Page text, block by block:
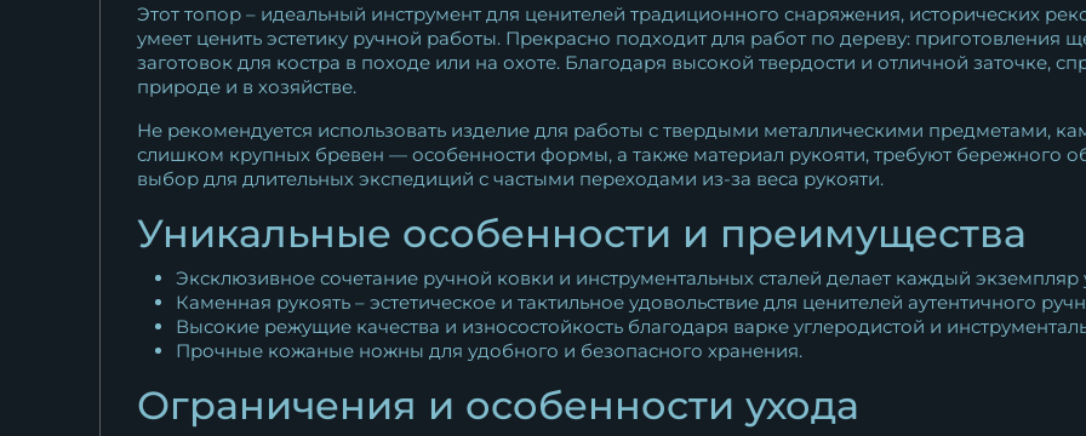
Этот топор – идеальный инструмент для ценителей традиционного снаряжения, исторических
умеет ценить эстетику ручной работы. Прекрасно подходит для работ по дереву: приготовления
заготовок для костра в походе или на охоте. Благодаря высокой твердости и отличной заточке,
природе и в хозяйстве.
Не рекомендуется использовать изделие для работы с твердыми металлическими предметами,
слишком крупных бревен — особенности формы, а также материал рукояти, требуют бережного
выбор для длительных экспедиций с частыми переходами из-за веса рукояти.
Уникальные особенности и преимущества
Эксклюзивное сочетание ручной ковки и инструментальных сталей делает каждый
Каменная рукоять – эстетическое и тактильное удовольствие для ценителей аутентичного
Высокие режущие качества и износостойкость благодаря варке углеродистой и
Прочные кожаные ножны для удобного и безопасного хранения.
Ограничения и особенности ухода